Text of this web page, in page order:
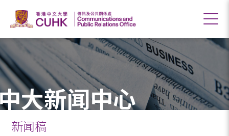
大新闻中心
新闻稿